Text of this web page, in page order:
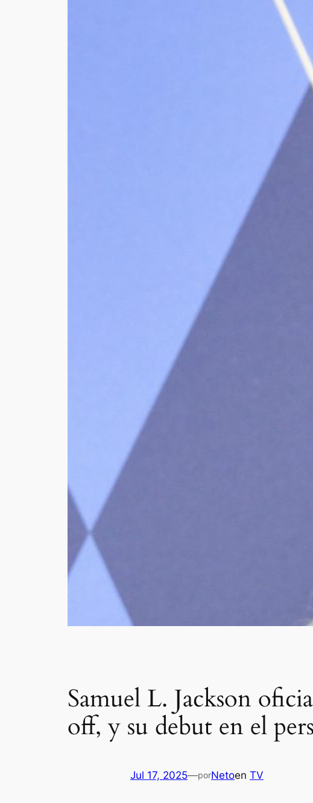
Samuel L. Jackson
off, y su debut en el
Jul 17, 2025—porNetoen TV